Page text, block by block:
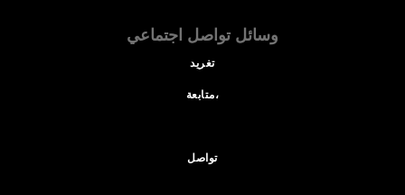
وسائل تواصل اجتماعي
تغريد
متابعة،
تواصل